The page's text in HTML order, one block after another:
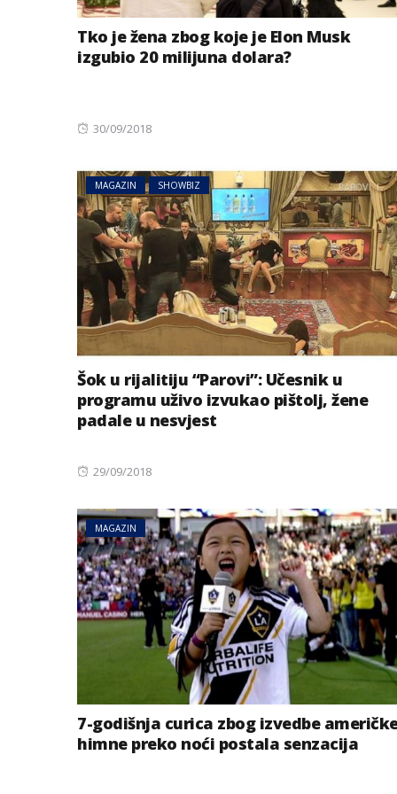
Tko je žena zbog koje je Elon Musk
izgubio 20 milijuna dolara?
Posted
30/09/2018
MAGAZIN SHOWBIZ
Šok u rijalitiju “Parovi”: Učesnik u
programu uživo izvukao pištolj, žene
padale u nesvjest
Posted
29/09/2018
MAGAZIN
7-godišnja curica zbog izvedbe
himne preko noći postala senzacija